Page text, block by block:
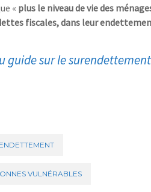
« plus le niveau de vie des
fiscales, dans leur
guide sur le surendettement
ENDETTEMENT
VULNÉRABLES